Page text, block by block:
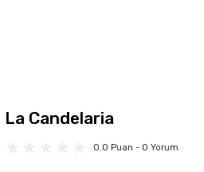
La Candelaria
0.0 Puan - 0 Yorum